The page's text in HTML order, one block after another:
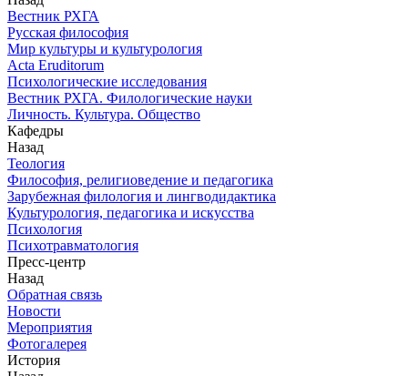
Вестник РХГА
Русская философия
Мир культуры и культурология
Acta Eruditorum
Психологические исследования
Вестник РХГА. Филологические науки
Личность. Культура. Общество
Кафедры
Назад
Теология
Философия, религиоведение и педагогика
Зарубежная филология и лингводидактика
Культурология, педагогика и искусства
Психология
Психотравматология
Пресс-центр
Назад
Обратная связь
Новости
Мероприятия
Фотогалерея
История